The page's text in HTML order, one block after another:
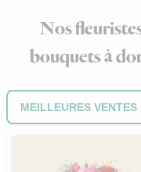
Nos
bouquets à